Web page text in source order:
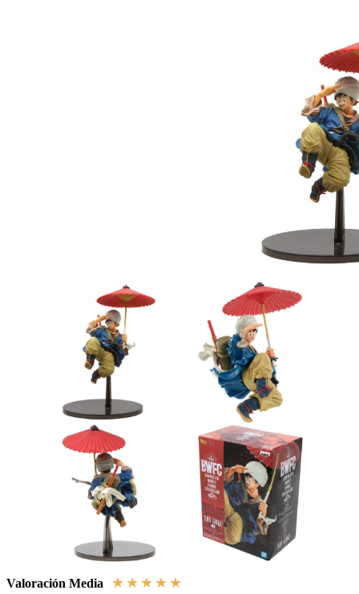
Valoración Media ★ ★ ★ ★ ★